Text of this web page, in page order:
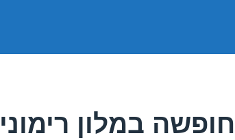
חופשה במלון